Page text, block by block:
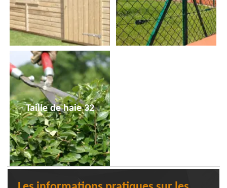
Taille de haie 32